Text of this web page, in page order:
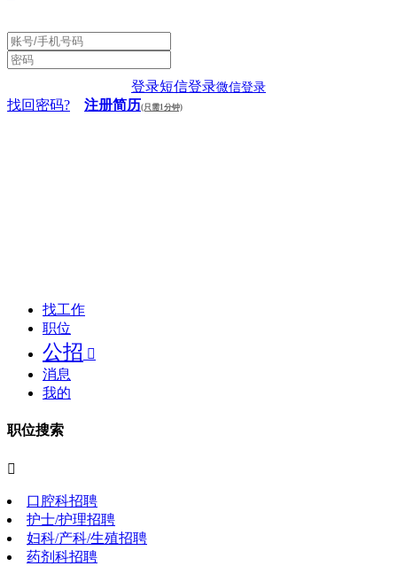
登录短信登录微信登录
找回密码? 注册简历(只需1分钟)
找工作
职位
公招 
消息
我的
职位搜索

口腔科招聘
护士/护理招聘
妇科/产科/生殖招聘
药剂科招聘